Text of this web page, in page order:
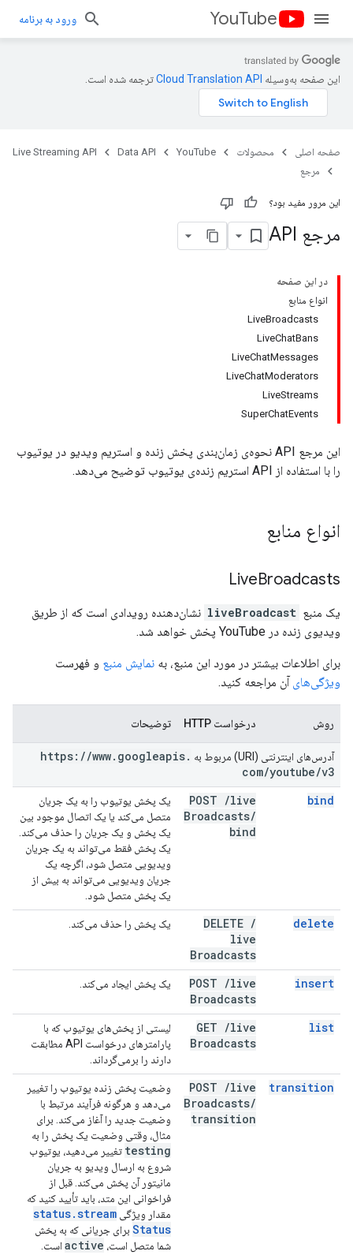
YouTube ورود به برنامه
این صفحه به‌وسیله ترجمه شده است.
صفحه اصلی محصولات YouTube
Data API
Live Streaming API
مرجع
این مرور مفید بود؟
مرجع API
در این صفحه
انواع منابع
LiveBroadcasts
LiveChatBans
LiveChatMessages
LiveChatModerators
LiveStreams
SuperChatEvents
این مرجع API نحوه‌ی زمان‌بندی پخش زنده و استریم ویدیو در یوتیوب
را با استفاده از API استریم زنده‌ی یوتیوب توضیح می‌دهد.
انواع منابع
LiveBroadcasts
یک منبع liveBroadcast نشان‌دهنده رویدادی است که از طریق
ویدیوی زنده در YouTube پخش خواهد شد.
برای اطلاعات بیشتر در مورد این منبع، به نمایش منبع و فهرست
ویژگی‌های آن مراجعه کنید.
روش درخواست HTTP توضیحات
آدرس‌های اینترنتی (URI) مربوط به https: //www. googleapis.
com/youtube/v3
bind
POST /live
Broadcasts/
bind
یک پخش یوتیوب را به یک جریان
متصل می‌کند یا یک اتصال موجود بین
یک پخش و یک جریان را حذف می‌کند.
یک پخش فقط می‌تواند به یک جریان
ویدیویی متصل شود، اگرچه یک
جریان ویدیویی می‌تواند به بیش از
یک پخش متصل شود.
delete
DELETE /
live
Broadcasts
یک پخش را حذف می‌کند.
insert
POST /live
Broadcasts
یک پخش ایجاد می‌کند.
list
GET /live
Broadcasts
لیستی از پخش‌های یوتیوب که با
پارامترهای درخواست API مطابقت
دارند را برمی‌گرداند.
transition
POST /live
Broadcasts/
transition
وضعیت پخش زنده یوتیوب را تغییر
می‌دهد و هرگونه فرآیند مرتبط با
وضعیت جدید را آغاز می‌کند. برای
مثال، وقتی وضعیت یک پخش را به
testing تغییر می‌دهید، یوتیوب
شروع به ارسال ویدیو به جریان
مانیتور آن پخش می‌کند. قبل از
فراخوانی این متد، باید تأیید کنید که
مقدار ویژگی
status.stream
Status برای جریانی که به پخش
شما متصل است، active است.